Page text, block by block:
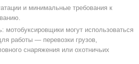
и минимальные требования к
мотобуксировщики могут использоваться
работы — перевозки грузов,
снаряжения или охотничьих